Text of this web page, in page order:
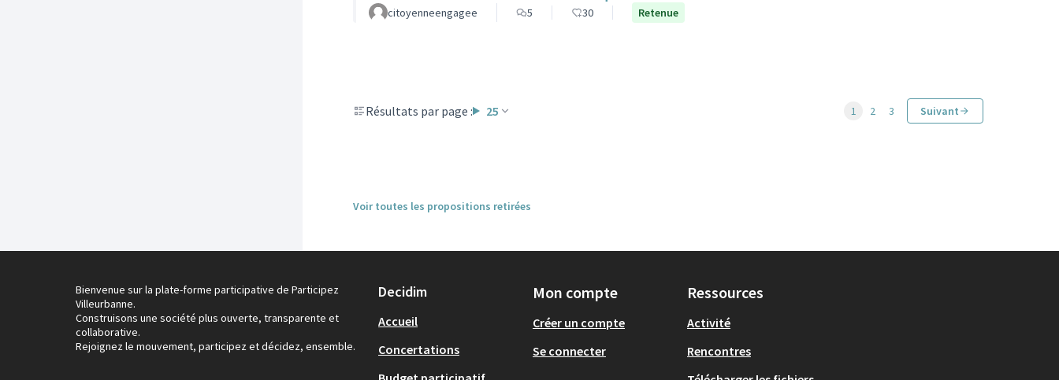
citoyenneengagee 5 30 Retenue
Résultats par page : 25 1 2 3 Suivant
Voir toutes les propositions retirées
Bienvenue sur la plate-forme participative de Participez
Villeurbanne.
Construisons une société plus ouverte, transparente et
collaborative.
Rejoignez le mouvement, participez et décidez, ensemble.
Decidim
Accueil
Concertations
Mon compte
Créer un compte
Se connecter
Ressources
Activité
Rencontres